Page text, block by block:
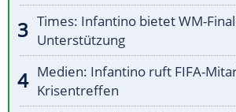
Times: Infantino bietet WM-
Unterstützung
Medien: Infantino ruft FIFA-
Krisentreffen